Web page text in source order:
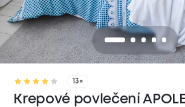
13×
Krepové povlečení